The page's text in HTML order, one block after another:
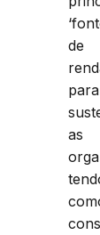
de
para
as